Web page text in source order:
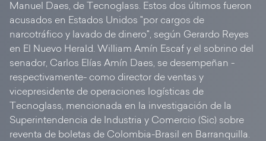
Manuel Daes, de Tecnoglass. Estos dos últimos fueron
acusados en Estados Unidos "por cargos de
narcotráfico y lavado de dinero", según Gerardo Reyes
en El Nuevo Herald. William Amín Escaf y el sobrino del
senador, Carlos Elías Amín Daes, se desempeñan -
respectivamente- como director de ventas y
vicepresidente de operaciones logísticas de
Tecnoglass, mencionada en la investigación de la
Superintendencia de Industria y Comercio (Sic) sobre
reventa de boletas de Colombia-Brasil en Barranquilla.